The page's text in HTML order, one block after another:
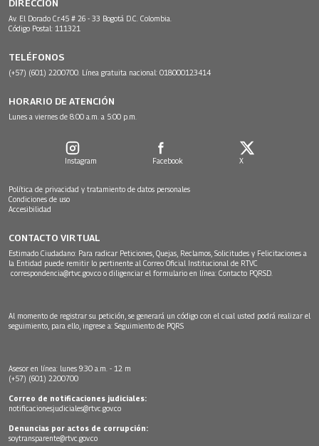
DIRECCIÓN
Av. El Dorado Cr.45 # 26 - 33 Bogotá D.C. Colombia.
Código Postal: 111321
TELÉFONOS
(+57) (601) 2200700. Línea gratuita nacional: 018000123414
HORARIO DE ATENCIÓN
Lunes a viernes de 8:00 a.m. a 5:00 p.m.
Instagram Facebook X
Política de privacidad y tratamiento de datos personales
Condiciones de uso
Accesibilidad
CONTACTO VIRTUAL
Estimado Ciudadano: Para radicar Peticiones, Quejas, Reclamos, Solicitudes y Felicitaciones a
la Entidad puede remitir lo pertinente al Correo Oficial Institucional de RTVC
correspondencia@rtvc.gov.co o diligenciar el formulario en línea: Contacto PQRSD.
Al momento de registrar su petición, se generará un código con el cual usted podrá realizar el
seguimiento, para ello, ingrese a: Seguimiento de PQRS
Asesor en línea: lunes 9:30 a.m. - 12 m
(+57) (601) 2200700
Correo de notificaciones judiciales:
notificacionesjudiciales@rtvc.gov.co
Denuncias por actos de corrupción:
soytransparente@rtvc.gov.co